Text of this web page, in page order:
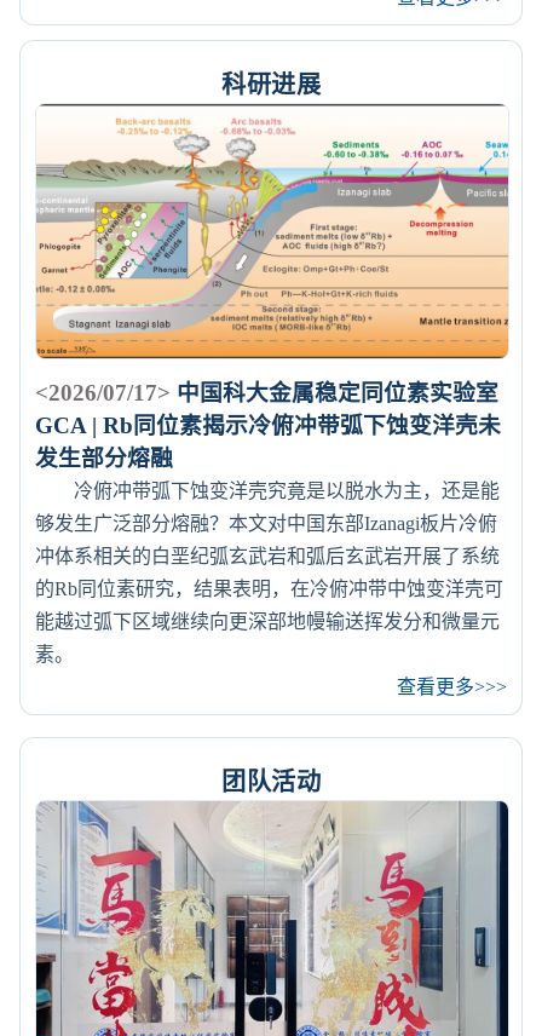
科研进展
<2026/07/17> 中国科大金属稳定同位素实验室
GCA | Rb同位素揭示冷俯冲带弧下蚀变洋壳未
发生部分熔融
冷俯冲带弧下蚀变洋壳究竟是以脱水为主，还是能
够发生广泛部分熔融？本文对中国东部Izanagi板片冷俯
冲体系相关的白垩纪弧玄武岩和弧后玄武岩开展了系统
的Rb同位素研究，结果表明，在冷俯冲带中蚀变洋壳可
能越过弧下区域继续向更深部地幔输送挥发分和微量元
素。
查看更多>>>
团队活动